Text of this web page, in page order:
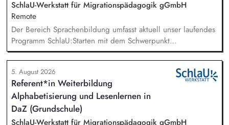
SchlaU-Werkstatt für Migrationspädagogik gGmbH
Remote
Der Bereich Sprachenbildung umfasst aktuell unser laufendes
Programm SchlaU:Starten mit dem Schwerpunkt
"Alphabetisierung in DaZ für die Grundschule" sowie
zukünftig weitere auf Unterrichtsmaterial bezogene Projekte
mit den Schwerpunkten sprachensensibles und
rassismuskritisches Deutschlernen von der Grundschule bis in
die Berufliche Bildung. Der Bereich Sprachenbildung
entwickelt in seinen Projekten dazu zielgruppengerechte und
innovative Unterrichtsmaterialien und begleitet pädagogische
5. August 2026
Referent*in Weiterbildung
Alphabetisierung und Lesenlernen in
DaZ (Grundschule)
SchlaU-Werkstatt für Migrationspädagogik gGmbH